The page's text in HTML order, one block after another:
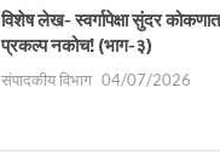
विशेष लेख- स्वर्गापेक्षा सुंदर
प्रकल्प नकोच! (भाग-३)
संपादकीय विभाग 04/07/2026